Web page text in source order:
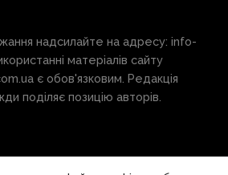
надсилайте на адресу: info-
матеріалів сайту
є обов'язковим. Редакція
поділяє позицію авторів.